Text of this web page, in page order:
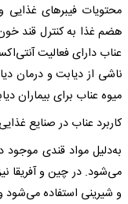
محتویات فیبرهای غذایی
هضم غذا به کنترل قند
عناب دارای فعالیت
ناشی از دیابت و درمان
میوه عناب برای بیماران
کاربرد عناب در صنایع
به‌دلیل مواد قندی
می‌شود. در چین و آفریقا
و شیرینی استفاده می‌شود